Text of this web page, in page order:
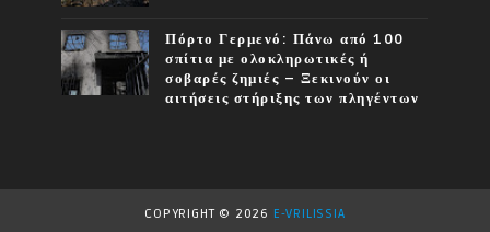
Πόρτο Γερμενό: Πάνω από 100
σπίτια με ολοκληρωτικές ή
σοβαρές ζημιές – Ξεκινούν οι
αιτήσεις στήριξης των πληγέντων
COPYRIGHT © 2026 E-VRILISSIA